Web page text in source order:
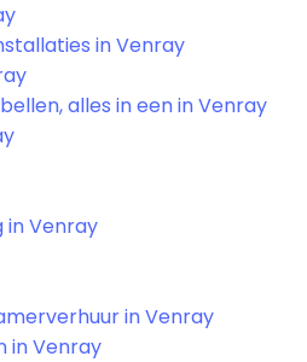
in Venray
alles in een in Venray
in Venray
in Venray
in Venray